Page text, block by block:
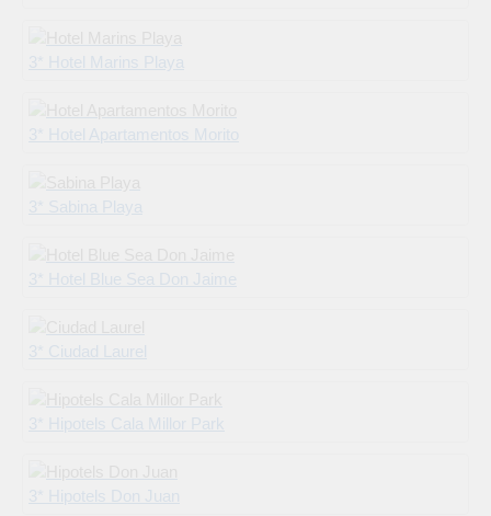
3* Hotel Marins Playa
3* Hotel Apartamentos Morito
3* Sabina Playa
3* Hotel Blue Sea Don Jaime
3* Ciudad Laurel
3* Hipotels Cala Millor Park
3* Hipotels Don Juan